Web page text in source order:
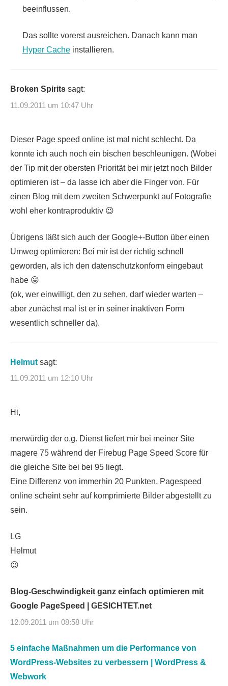
beeinflussen.
Das sollte vorerst ausreichen. Danach kann man
Hyper Cache installieren.
Broken Spirits sagt:
11.09.2011 um 10:47 Uhr
Dieser Page speed online ist mal nicht schlecht. Da
konnte ich auch noch ein bischen beschleunigen. (Wobei
der Tip mit der obersten Priorität bei mir jetzt noch Bilder
optimieren ist – da lasse ich aber die Finger von. Für
einen Blog mit dem zweiten Schwerpunkt auf Fotografie
wohl eher kontraproduktiv 😉
Übrigens läßt sich auch der Google+-Button über einen
Umweg optimieren: Bei mir ist der richtig schnell
geworden, als ich den datenschutzkonform eingebaut
habe 😛
(ok, wer einwilligt, den zu sehen, darf wieder warten –
aber zunächst mal ist er in seiner inaktiven Form
wesentlich schneller da).
Helmut sagt:
11.09.2011 um 12:10 Uhr
Hi,
merwürdig der o.g. Dienst liefert mir bei meiner Site
magere 75 während der Firebug Page Speed Score für
die gleiche Site bei bei 95 liegt.
Eine Differenz von immerhin 20 Punkten, Pagespeed
online scheint sehr auf komprimierte Bilder abgestellt zu
sein.
LG
Helmut
😉
Blog-Geschwindigkeit ganz einfach optimieren mit
Google PageSpeed | GESICHTET.net
12.09.2011 um 08:58 Uhr
5 einfache Maßnahmen um die Performance von
WordPress-Websites zu verbessern | WordPress &
Webwork